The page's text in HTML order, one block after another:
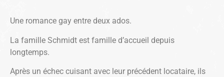
Une romance gay entre deux ados.
La famille Schmidt est famille d’accueil depuis
longtemps.
Après un échec cuisant avec leur précédent locataire, ils